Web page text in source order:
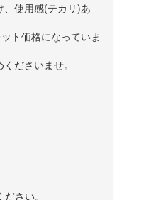
、使用感(テカリ)あ
ト価格になっていま
ださいませ。
さい。